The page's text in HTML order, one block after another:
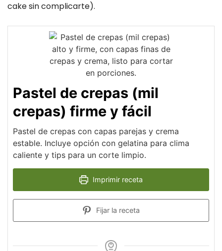
cake sin complicarte).
Pastel de crepas (mil
crepas) firme y fácil
Pastel de crepas con capas parejas y crema
estable. Incluye opción con gelatina para clima
caliente y tips para un corte limpio.
Imprimir receta
Fijar la receta